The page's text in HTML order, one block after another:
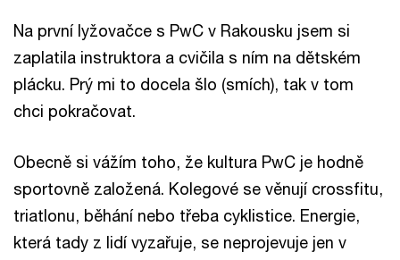
Na první lyžovačce s PwC v Rakousku jsem si
zaplatila instruktora a cvičila s ním na dětském
plácku. Prý mi to docela šlo (smích), tak v tom
chci pokračovat.
Obecně si vážím toho, že kultura PwC je hodně
sportovně založená. Kolegové se věnují crossfitu,
triatlonu, běhání nebo třeba cyklistice. Energie,
která tady z lidí vyzařuje, se neprojevuje jen v